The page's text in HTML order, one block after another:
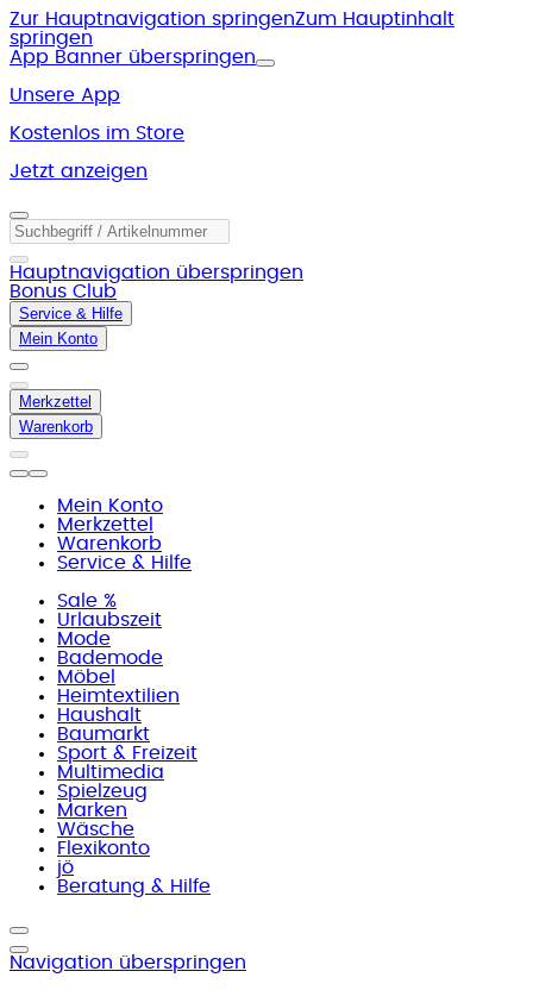
Zur Hauptnavigation springenZum Hauptinhalt
springen
App Banner überspringen
Unsere App
Kostenlos im Store
Jetzt anzeigen
Hauptnavigation überspringen
Bonus Club
Service & Hilfe
Mein Konto
Merkzettel
Warenkorb
Mein Konto
Merkzettel
Warenkorb
Service & Hilfe
Sale %
Urlaubszeit
Mode
Bademode
Möbel
Heimtextilien
Haushalt
Baumarkt
Sport & Freizeit
Multimedia
Spielzeug
Marken
Wäsche
Flexikonto
jö
Beratung & Hilfe
Navigation überspringen